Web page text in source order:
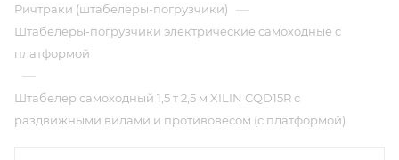
Ричтраки (штабелеры-погрузчики) —
Штабелеры-погрузчики электрические самоходные с
платформой
—
Штабелер самоходный 1,5 т 2,5 м XILIN CQD15R с
раздвижными вилами и противовесом (с платформой)